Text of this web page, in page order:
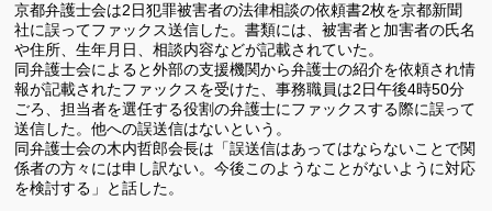
京都弁護士会は2日犯罪被害者の法律相談の依頼書2枚を京都新聞
社に誤ってファックス送信した。書類には、被害者と加害者の氏名
や住所、生年月日、相談内容などが記載されていた。
同弁護士会によると外部の支援機関から弁護士の紹介を依頼され情
報が記載されたファックスを受けた、事務職員は2日午後4時50分
ごろ、担当者を選任する役割の弁護士にファックスする際に誤って
送信した。他への誤送信はないという。
同弁護士会の木内哲郎会長は「誤送信はあってはならないことで関
係者の方々には申し訳ない。今後このようなことがないように対応
を検討する」と話した。